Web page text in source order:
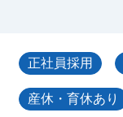
正社員採用
産休・育休あり